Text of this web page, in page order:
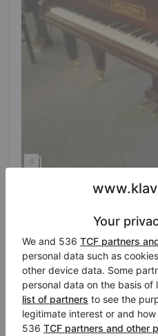
Pfeiffer model 170,
orzechu, 170 cm
Rok: 1922 Długość:5′6″
Państwo:Niemcy
Miasto: Bielefeld
Konto firmowe/
Zweryfikowany
sprzedawca